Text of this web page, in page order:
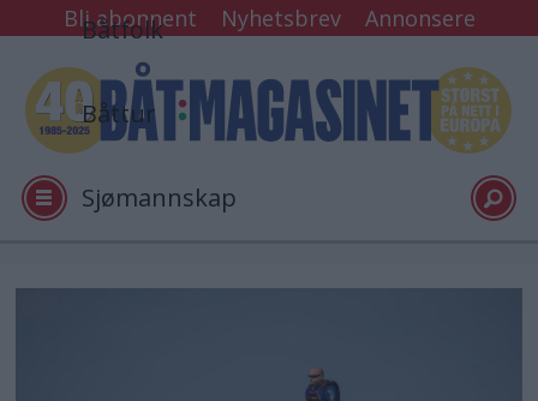
Bli abonnent Nyhetsbrev Annonsere
Båtfolk
Båttur
Sjømannskap
Tester